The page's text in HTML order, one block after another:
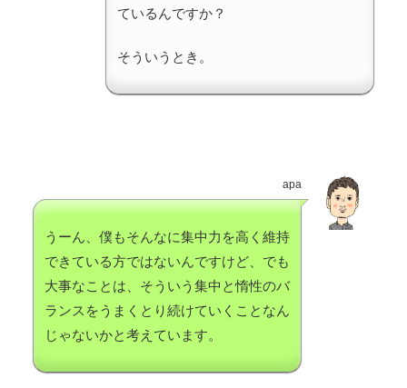
ているんですか？
そういうとき。
apa
うーん、僕もそんなに集中力を高く維持
できている方ではないんですけど、でも
大事なことは、そういう集中と惰性のバ
ランスをうまくとり続けていくことなん
じゃないかと考えています。